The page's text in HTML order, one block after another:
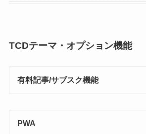
TCDテーマ・オプション機能
有料記事/サブスク機能
PWA